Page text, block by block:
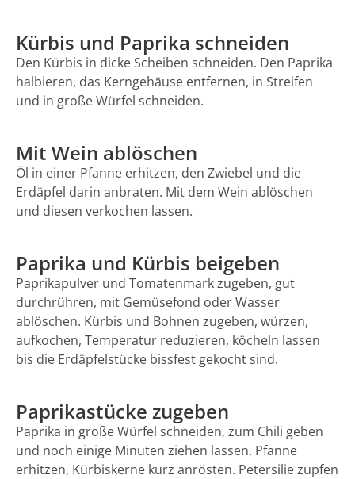
Kürbis und Paprika schneiden
Den Kürbis in dicke Scheiben schneiden. Den Paprika
halbieren, das Kerngehäuse entfernen, in Streifen
und in große Würfel schneiden.
Mit Wein ablöschen
Öl in einer Pfanne erhitzen, den Zwiebel und die
Erdäpfel darin anbraten. Mit dem Wein ablöschen
und diesen verkochen lassen.
Paprika und Kürbis beigeben
Paprikapulver und Tomatenmark zugeben, gut
durchrühren, mit Gemüsefond oder Wasser
ablöschen. Kürbis und Bohnen zugeben, würzen,
aufkochen, Temperatur reduzieren, köcheln lassen
bis die Erdäpfelstücke bissfest gekocht sind.
Paprikastücke zugeben
Paprika in große Würfel schneiden, zum Chili geben
und noch einige Minuten ziehen lassen. Pfanne
erhitzen, Kürbiskerne kurz anrösten. Petersilie zupfen